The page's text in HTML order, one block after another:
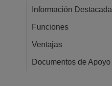
Información Destacada
Funciones
Ventajas
Documentos de Apoyo